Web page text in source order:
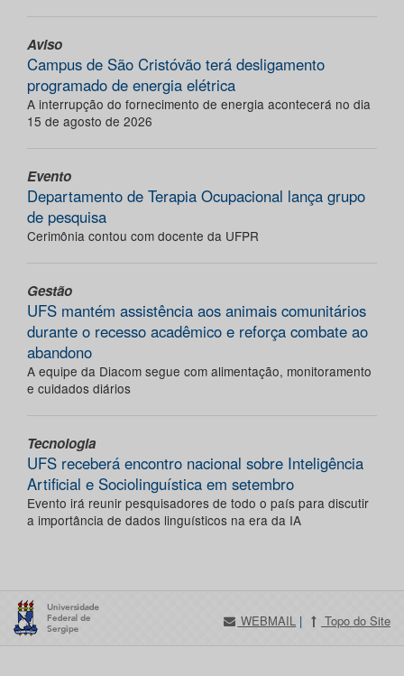
Aviso
Campus de São Cristóvão terá desligamento
programado de energia elétrica
A interrupção do fornecimento de energia acontecerá no dia
15 de agosto de 2026
Evento
Departamento de Terapia Ocupacional lança grupo
de pesquisa
Cerimônia contou com docente da UFPR
Gestão
UFS mantém assistência aos animais comunitários
durante o recesso acadêmico e reforça combate ao
abandono
A equipe da Diacom segue com alimentação, monitoramento
e cuidados diários
Tecnologia
UFS receberá encontro nacional sobre Inteligência
Artificial e Sociolinguística em setembro
Evento irá reunir pesquisadores de todo o país para discutir
a importância de dados linguísticos na era da IA
WEBMAIL | Topo do Site